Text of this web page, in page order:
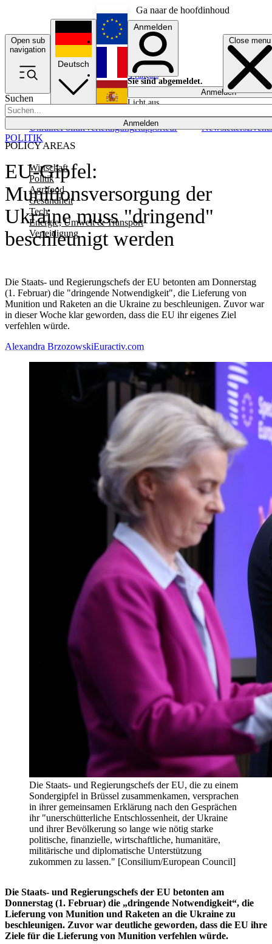
Ga naar de hoofdinhoud
Open sub
navigation
Close menu
Suchen
Anmelden
POLICY AREAS
Wirtschaft
Politik
Agrifood
Gesundheit
Tech
Energie, Umwelt & Transport
Verteidigung
UkrainePolitikVerteidigungRapporteur NewslettersEvents
Deutsch
English
Français
Anmelden
Sie sind abgemeldet.
Anmelden
Licht aus
EU-Gipfel:
Munitionsversorgung der
Ukraine muss "dringend"
beschleunigt werden
Die Staats- und Regierungschefs der EU betonten am Donnerstag
(1. Februar) die "dringende Notwendigkeit", die Lieferung von
Munition und Raketen an die Ukraine zu beschleunigen. Zuvor war
in dieser Woche klar geworden, dass die EU ihr eigenes Ziel
verfehlen würde.
POLITIK
Alexandra BrzozowskiEuractiv.com
Die Staats- und Regierungschefs der EU, die zu einem
Sondergipfel in Brüssel zusammenkamen, versprachen
in ihrer gemeinsamen Erklärung nach den Gesprächen
ihr "unerschütterliche Entschlossenheit, der Ukraine
und ihrer Bevölkerung so lange wie nötig starke
politische, finanzielle, wirtschaftliche, humanitäre,
militärische und diplomatische Unterstützung
zukommen zu lassen." [Consilium/European Council]
Die Staats- und Regierungschefs der EU betonten am
Donnerstag (1. Februar) die „dringende Notwendigkeit“, die
Lieferung von Munition und Raketen an die Ukraine zu
beschleunigen. Zuvor war deutliche geworden, dass die EU ihre
Ziele für die Lieferung von Munition verfehlen würde.